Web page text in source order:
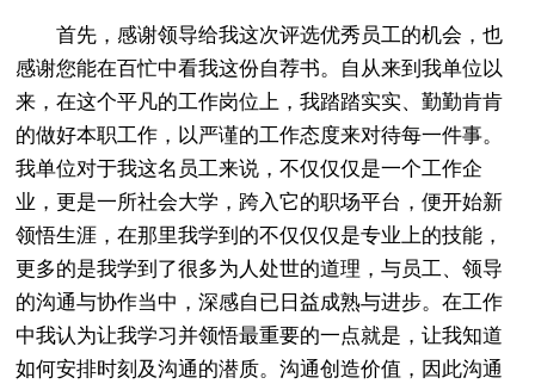
首先，感谢领导给我这次评选优秀员工的机会，也
感谢您能在百忙中看我这份自荐书。自从来到我单位以
来，在这个平凡的工作岗位上，我踏踏实实、勤勤肯肯
的做好本职工作，以严谨的工作态度来对待每一件事。
我单位对于我这名员工来说，不仅仅仅是一个工作企
业，更是一所社会大学，跨入它的职场平台，便开始新
领悟生涯，在那里我学到的不仅仅仅是专业上的技能，
更多的是我学到了很多为人处世的道理，与员工、领导
的沟通与协作当中，深感自已日益成熟与进步。在工作
中我认为让我学习并领悟最重要的一点就是，让我知道
如何安排时刻及沟通的潜质。沟通创造价值，因此沟通